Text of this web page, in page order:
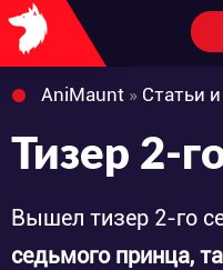
AniMaunt » Статьи
Вышел тизер 2-го
седьмого принца,